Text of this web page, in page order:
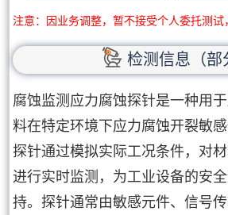
注意：因业务调整，暂不接受个人委托测试
检测信息（部
腐蚀监测应力腐蚀探针是一种用
料在特定环境下应力腐蚀开裂敏
探针通过模拟实际工况条件，对
进行实时监测，为工业设备的安
持。探针通常由敏感元件、信号